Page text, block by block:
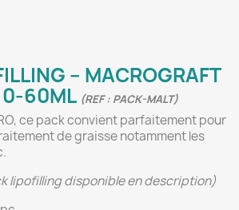
– MACROGRAFT
60ML (REF : PACK-MALT)
ce pack convient parfaitement pour
de graisse notamment les
lipofilling disponible en description)